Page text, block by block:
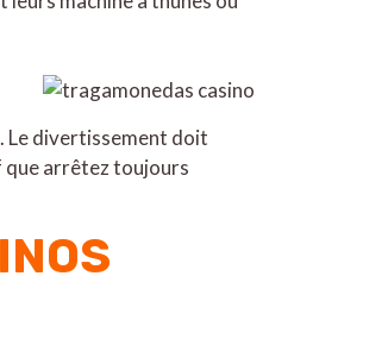
Le divertissement doit
que arrêtez toujours